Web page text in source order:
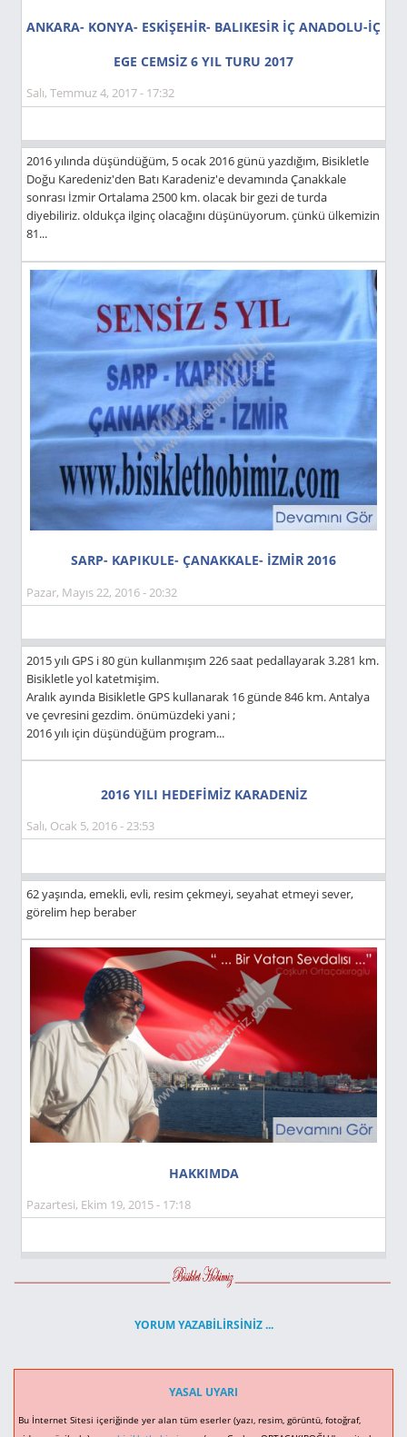
ANKARA- KONYA- ESKİŞEHİR- BALIKESİR İÇ ANADOLU-İÇ
EGE CEMSİZ 6 YIL TURU 2017
Salı, Temmuz 4, 2017 - 17:32
2016 yılında düşündüğüm, 5 ocak 2016 günü yazdığım, Bisikletle
Doğu Karedeniz'den Batı Karadeniz'e devamında Çanakkale
sonrası İzmir Ortalama 2500 km. olacak bir gezi de turda
diyebiliriz. oldukça ilginç olacağını düşünüyorum. çünkü ülkemizin
81...
SARP- KAPIKULE- ÇANAKKALE- İZMIR 2016
Pazar, Mayıs 22, 2016 - 20:32
2015 yılı GPS i 80 gün kullanmışım 226 saat pedallayarak 3.281 km.
Bisikletle yol katetmişim.
Aralık ayında Bisikletle GPS kullanarak 16 günde 846 km. Antalya
ve çevresini gezdim. önümüzdeki yani ;
2016 yılı için düşündüğüm program...
2016 YILI HEDEFIMIZ KARADENIZ
Salı, Ocak 5, 2016 - 23:53
62 yaşında, emekli, evli, resim çekmeyi, seyahat etmeyi sever,
görelim hep beraber
HAKKIMDA
Pazartesi, Ekim 19, 2015 - 17:18
YORUM YAZABILIRSINIZ ...
YASAL UYARI
Bu İnternet Sitesi içeriğinde yer alan tüm eserler (yazı, resim, görüntü, fotoğraf,